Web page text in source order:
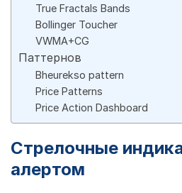
True Fractals Bands
Bollinger Toucher
VWMA+CG
Паттернов
Bheurekso pattern
Price Patterns
Price Action Dashboard
Стрелочные
алертом